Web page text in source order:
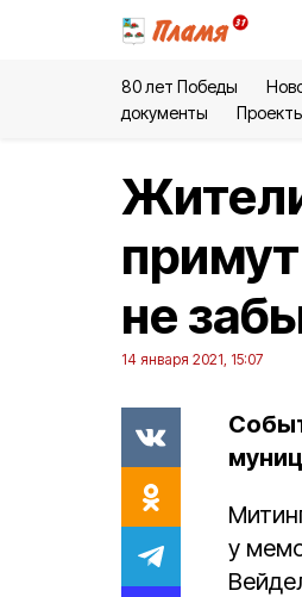
80 лет Победы
документы
не
14 января 2021, 15:07
у